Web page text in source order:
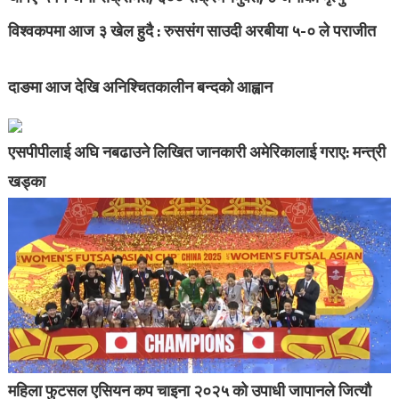
विश्वकपमा आज ३ खेल हुदै : रुससंग साउदी अरबीया ५-० ले पराजीत
दाङमा आज देखि अनिश्चितकालीन बन्दको आह्वान
एसपीपीलाई अघि नबढाउने लिखित जानकारी अमेरिकालाई गराए: मन्त्री
खड्का
महिला फुटसल एसियन कप चाइना २०२५ को उपाधी जापानले जित्यौ